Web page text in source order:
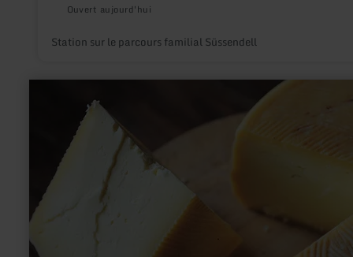
Ouvert aujourd'hui
Station sur le parcours familial Süssendell
Hofkäserei